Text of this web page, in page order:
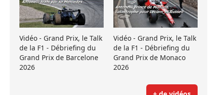
Vidéo - Grand Prix, le Talk
de la F1 - Débriefing du
Grand Prix de Barcelone
2026
Vidéo - Grand Prix, le Talk
de la F1 - Débriefing du
Grand Prix de Monaco
2026